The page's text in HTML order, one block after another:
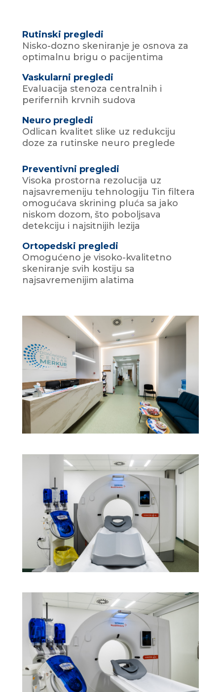
Rutinski pregledi
Nisko-dozno skeniranje je osnova za
optimalnu brigu o pacijentima
Vaskularni pregledi
Evaluacija stenoza centralnih i
perifernih krvnih sudova
Neuro pregledi
Odlican kvalitet slike uz redukciju
doze za rutinske neuro preglede
Preventivni pregledi
Visoka prostorna rezolucija uz
najsavremeniju tehnologiju Tin filtera
omogućava skrining pluća sa jako
niskom dozom, što poboljsava
detekciju i najsitnijih lezija
Ortopedski pregledi
Omogućeno je visoko-kvalitetno
skeniranje svih kostiju sa
najsavremenijim alatima